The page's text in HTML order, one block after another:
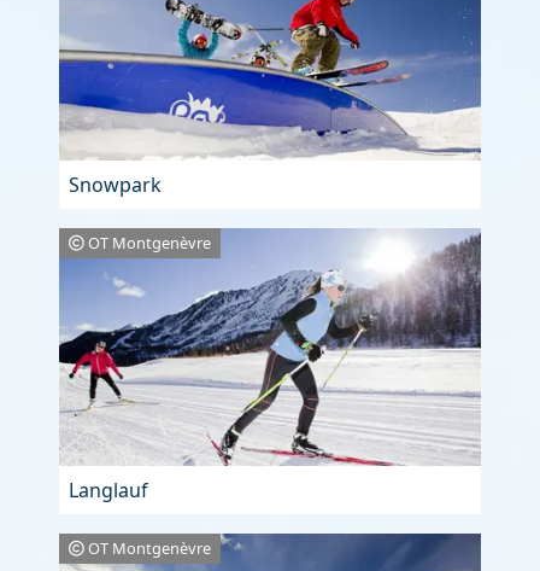
Snowpark
OT Montgenèvre
Langlauf
OT Montgenèvre